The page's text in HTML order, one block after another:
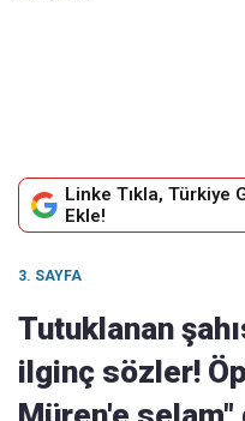
Linke Tıkla, Türkiye
Ekle!
3. SAYFA
Tutuklanan
ilginç sözler!